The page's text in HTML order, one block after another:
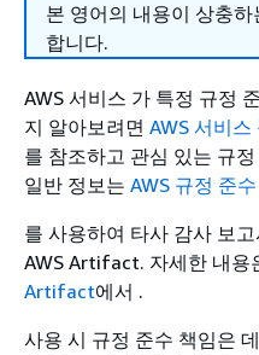
본 영어의 내용이 상충
합니다.
AWS 서비스 가 특정 규정
지 알아보려면 AWS 서비
를 참조하고 관심 있는 규
일반 정보는 AWS 규정 준
를 사용하여 타사 감사 보
AWS Artifact. 자세한 내용
Artifact에서 .
사용 시 규정 준수 책임은